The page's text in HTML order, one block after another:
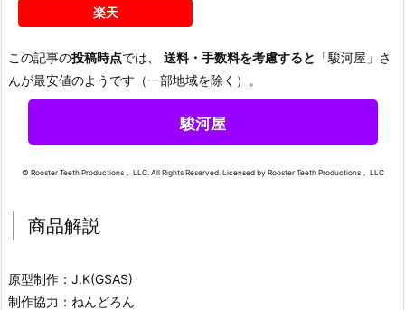
楽天
この記事の投稿時点では、 送料・手数料を考慮すると 「駿河屋」さ
んが最安値のようです（一部地域を除く）。
駿河屋
© Rooster Teeth Productions， LLC. All Rights Reserved. Licensed by Rooster Teeth Productions， LLC
商品解説
原型制作：J.K(GSAS)
制作協力：ねんどろん